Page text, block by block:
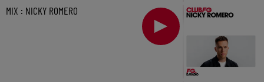
MIX : NICKY ROMERO